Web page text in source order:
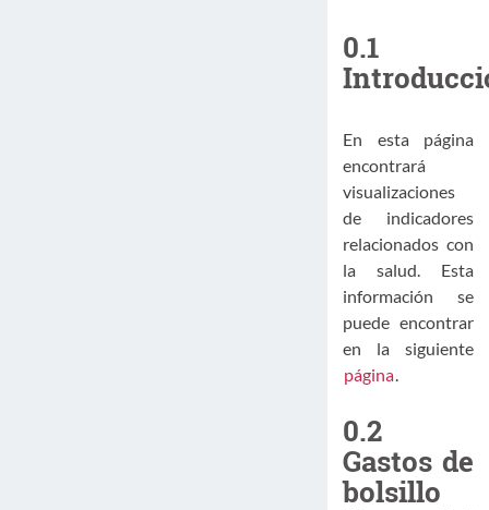
0.1
En esta página
encontrará
visualizaciones
de indicadores
relacionados con
la salud. Esta
información se
puede encontrar
en la siguiente
página.
0.2
Gastos de
bolsillo